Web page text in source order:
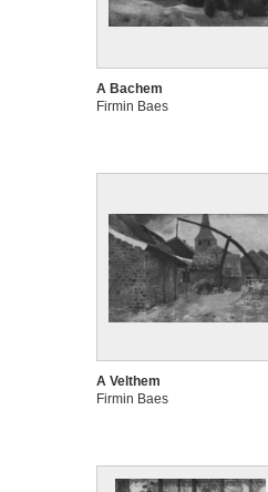
A Bachem
Firmin Baes
A Velthem
Firmin Baes